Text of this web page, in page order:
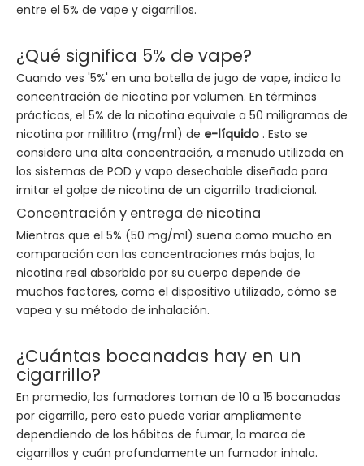
entre el 5% de vape y cigarrillos.
¿Qué significa 5% de vape?
Cuando ves '5%' en una botella de jugo de vape, indica la
concentración de nicotina por volumen. En términos
prácticos, el 5% de la nicotina equivale a 50 miligramos de
nicotina por mililitro (mg/ml) de e-líquido . Esto se
considera una alta concentración, a menudo utilizada en
los sistemas de POD y vapo desechable diseñado para
imitar el golpe de nicotina de un cigarrillo tradicional.
Concentración y entrega de nicotina
Mientras que el 5% (50 mg/ml) suena como mucho en
comparación con las concentraciones más bajas, la
nicotina real absorbida por su cuerpo depende de
muchos factores, como el dispositivo utilizado, cómo se
vapea y su método de inhalación.
¿Cuántas bocanadas hay en un
cigarrillo?
En promedio, los fumadores toman de 10 a 15 bocanadas
por cigarrillo, pero esto puede variar ampliamente
dependiendo de los hábitos de fumar, la marca de
cigarrillos y cuán profundamente un fumador inhala.